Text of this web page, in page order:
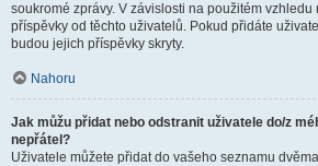
soukromé zprávy. V závislosti na použitém vzhledu
příspěvky od těchto uživatelů. Pokud přidáte
budou jejich příspěvky skryty.
Nahoru
Jak můžu přidat nebo odstranit uživatele do/z
nepřátel?
Uživatele můžete přidat do vašeho seznamu